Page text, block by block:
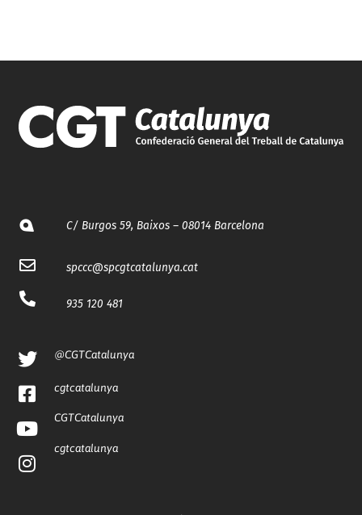
C/ Burgos 59, Baixos – 08014 Barcelona
spccc@spcgtcatalunya.cat
935 120 481
@CGTCatalunya
cgtcatalunya
CGTCatalunya
cgtcatalunya